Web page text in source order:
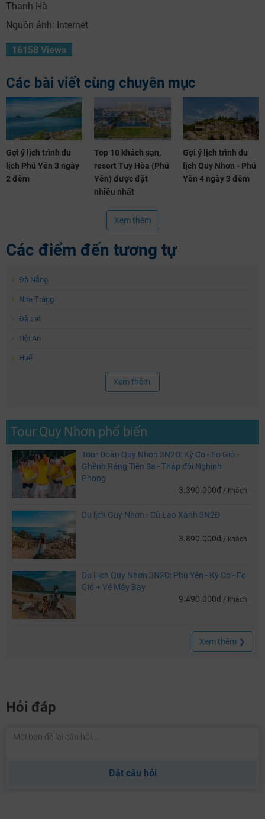
Thanh Hà
Nguồn ảnh: Internet
16158 Views
Các bài viết cùng chuyên mục
Gợi ý lịch trình du
lịch Phú Yên 3 ngày
2 đêm
Top 10 khách sạn,
resort Tuy Hòa (Phú
Yên) được đặt
nhiều nhất
Gợi ý lịch trình du
lịch Quy Nhơn - Phú
Yên 4 ngày 3 đêm
Xem thêm
Các điểm đến tương tự
› Đà Nẵng
› Nha Trang
› Đà Lạt
› Hội An
› Huế
Xem thêm
Tour Quy Nhơn phổ biến
Tour Đoàn Quy Nhơn 3N2Đ: Kỳ Co - Eo Gió -
Ghềnh Ráng Tiên Sa - Tháp đôi Nghinh
Phong
3.390.000đ / khách
Du lịch Quy Nhơn - Cù Lao Xanh 3N2Đ
3.890.000đ / khách
Du Lịch Quy Nhơn 3N2D: Phú Yên - Kỳ Co - Eo
Gió + Vé Máy Bay
9.490.000đ / khách
Xem thêm ❯
Hỏi đáp
Đặt câu hỏi